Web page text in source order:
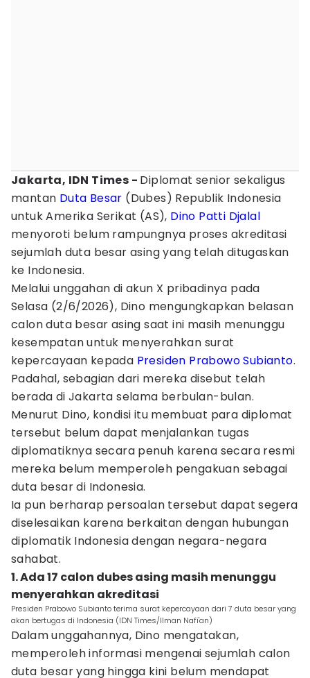
Jakarta, IDN Times - Diplomat senior sekaligus
mantan Duta Besar (Dubes) Republik Indonesia
untuk Amerika Serikat (AS), Dino Patti Djalal
menyoroti belum rampungnya proses akreditasi
sejumlah duta besar asing yang telah ditugaskan
ke Indonesia.
Melalui unggahan di akun X pribadinya pada
Selasa (2/6/2026), Dino mengungkapkan belasan
calon duta besar asing saat ini masih menunggu
kesempatan untuk menyerahkan surat
kepercayaan kepada Presiden Prabowo Subianto.
Padahal, sebagian dari mereka disebut telah
berada di Jakarta selama berbulan-bulan.
Menurut Dino, kondisi itu membuat para diplomat
tersebut belum dapat menjalankan tugas
diplomatiknya secara penuh karena secara resmi
mereka belum memperoleh pengakuan sebagai
duta besar di Indonesia.
Ia pun berharap persoalan tersebut dapat segera
diselesaikan karena berkaitan dengan hubungan
diplomatik Indonesia dengan negara-negara
sahabat.
1. Ada 17 calon dubes asing masih menunggu
menyerahkan akreditasi
Presiden Prabowo Subianto terima surat kepercayaan dari 7 duta besar yang
akan bertugas di Indonesia (IDN Times/Ilman Nafi'an)
Dalam unggahannya, Dino mengatakan,
memperoleh informasi mengenai sejumlah calon
duta besar yang hingga kini belum mendapat